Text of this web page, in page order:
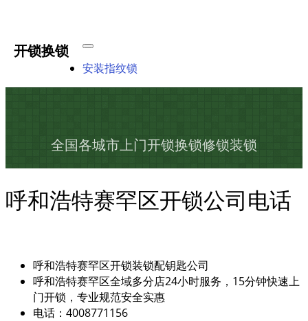
开锁换锁
安装指纹锁
全国各城市上门开锁换锁修锁装锁
呼和浩特赛罕区开锁公司电话
呼和浩特赛罕区开锁装锁配钥匙公司
呼和浩特赛罕区全域多分店24小时服务，15分钟快速上
门开锁，专业规范安全实惠
电话：4008771156